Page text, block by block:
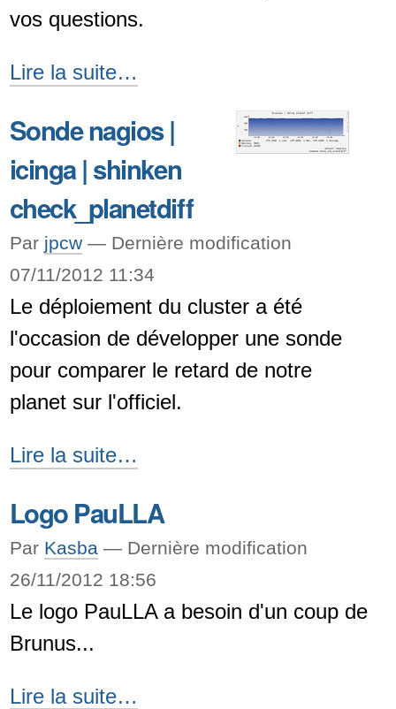
vos questions.
Install-
à
la
Cyber-
Pau
le
novembre
2012
-
Lire la suite…
Sonde nagios |
icinga | shinken
check_planetdiff
Par jpcw— Dernière modification
07/11/2012 11:34
Le déploiement du cluster a été
l'occasion de développer une sonde
pour comparer le retard de notre
planet sur l'officiel.
Sonde
icinga
|
shinken
check_planetdiff
Lire la suite…
Logo PauLLA
Par Kasba — Dernière modification
26/11/2012 18:56
Le logo PauLLA a besoin d'un coup de
Brunus...
Logo
Lire la suite…